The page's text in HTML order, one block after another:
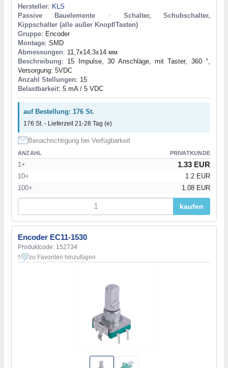
Hersteller: KLS
Passive Bauelemente
>
Schalter, Schubschalter,
Kippschalter (alle außer Knopf/Tasten)
Gruppe: Encoder
Montage: SMD
Abmessungen: 11,7x14,3x14 мм
Beschreibung: 15 Impulse, 30 Anschläge, mit Taster, 360 °,
Versorgung: 5VDC
Anzahl Stellungen: 15
Belastbarkeit: 5 mA / 5 VDC
auf Bestellung: 176 St.
176 St. - Lieferzeit 21-28 Tag (e)
Benachrichtigung bei Verfügbarkeit
ANZAHL PRIVATKUNDE
1+ 1.33 EUR
10+
1.2 EUR
100+
1.08 EUR
kaufen
Encoder EC11-1530
Produktcode: 152734
5 zu Favoriten hinzufügen